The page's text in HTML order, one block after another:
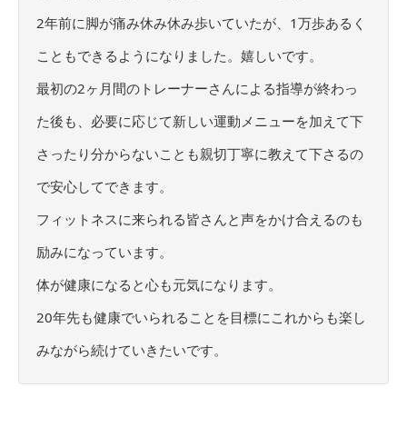
2年前に脚が痛み休み休み歩いていたが、1万歩あるく
こともできるようになりました。嬉しいです。
最初の2ヶ月間のトレーナーさんによる指導が終わっ
た後も、必要に応じて新しい運動メニューを加えて下
さったり分からないことも親切丁寧に教えて下さるの
で安心してできます。
フィットネスに来られる皆さんと声をかけ合えるのも
励みになっています。
体が健康になると心も元気になります。
20年先も健康でいられることを目標にこれからも楽し
みながら続けていきたいです。